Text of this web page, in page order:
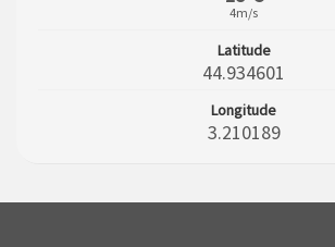
4m/s
Latitude
44.934601
Longitude
3.210189